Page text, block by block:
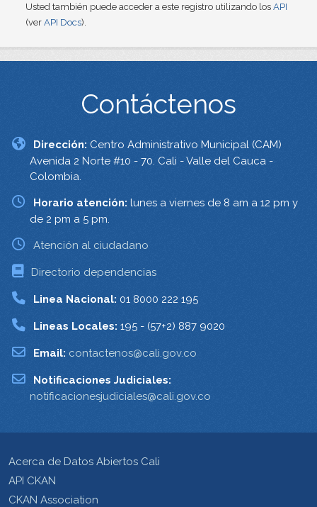
Usted también puede acceder a este registro utilizando los API
(ver API Docs).
Contáctenos
Dirección: Centro Administrativo Municipal (CAM)
Avenida 2 Norte #10 - 70. Cali - Valle del Cauca -
Colombia.
Horario atención: lunes a viernes de 8 am a 12 pm y
de 2 pm a 5 pm.
Atención al ciudadano
Directorio dependencias
Linea Nacional: 01 8000 222 195
Lineas Locales: 195 - (57+2) 887 9020
Email: contactenos@cali.gov.co
Notificaciones Judiciales:
notificacionesjudiciales@cali.gov.co
Acerca de Datos Abiertos Cali
API CKAN
CKAN Association